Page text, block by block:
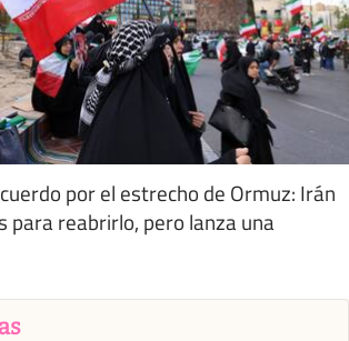
por el estrecho de Ormuz: Irán
para reabrirlo, pero lanza una